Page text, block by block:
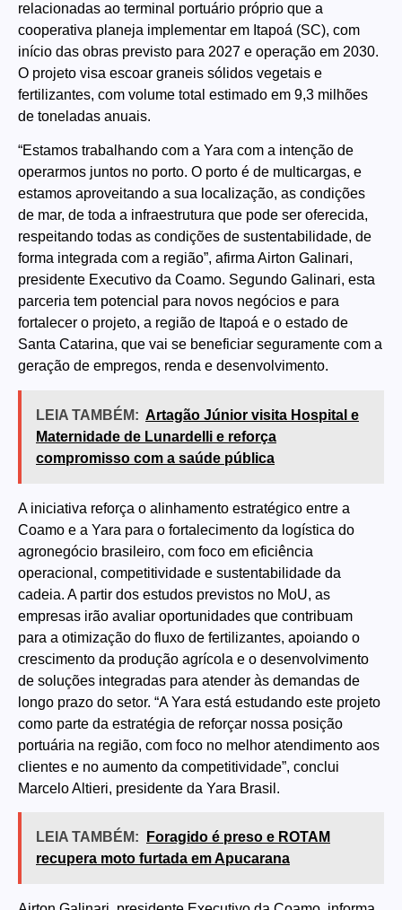
relacionadas ao terminal portuário próprio que a
cooperativa planeja implementar em Itapoá (SC), com
início das obras previsto para 2027 e operação em 2030.
O projeto visa escoar graneis sólidos vegetais e
fertilizantes, com volume total estimado em 9,3 milhões
de toneladas anuais.
“Estamos trabalhando com a Yara com a intenção de
operarmos juntos no porto. O porto é de multicargas, e
estamos aproveitando a sua localização, as condições
de mar, de toda a infraestrutura que pode ser oferecida,
respeitando todas as condições de sustentabilidade, de
forma integrada com a região”, afirma Airton Galinari,
presidente Executivo da Coamo. Segundo Galinari, esta
parceria tem potencial para novos negócios e para
fortalecer o projeto, a região de Itapoá e o estado de
Santa Catarina, que vai se beneficiar seguramente com a
geração de empregos, renda e desenvolvimento.
LEIA TAMBÉM: Artagão Júnior visita Hospital e
Maternidade de Lunardelli e reforça
compromisso com a saúde pública
A iniciativa reforça o alinhamento estratégico entre a
Coamo e a Yara para o fortalecimento da logística do
agronegócio brasileiro, com foco em eficiência
operacional, competitividade e sustentabilidade da
cadeia. A partir dos estudos previstos no MoU, as
empresas irão avaliar oportunidades que contribuam
para a otimização do fluxo de fertilizantes, apoiando o
crescimento da produção agrícola e o desenvolvimento
de soluções integradas para atender às demandas de
longo prazo do setor. “A Yara está estudando este projeto
como parte da estratégia de reforçar nossa posição
portuária na região, com foco no melhor atendimento aos
clientes e no aumento da competitividade”, conclui
Marcelo Altieri, presidente da Yara Brasil.
LEIA TAMBÉM:
Foragido é preso e ROTAM
recupera moto furtada em Apucarana